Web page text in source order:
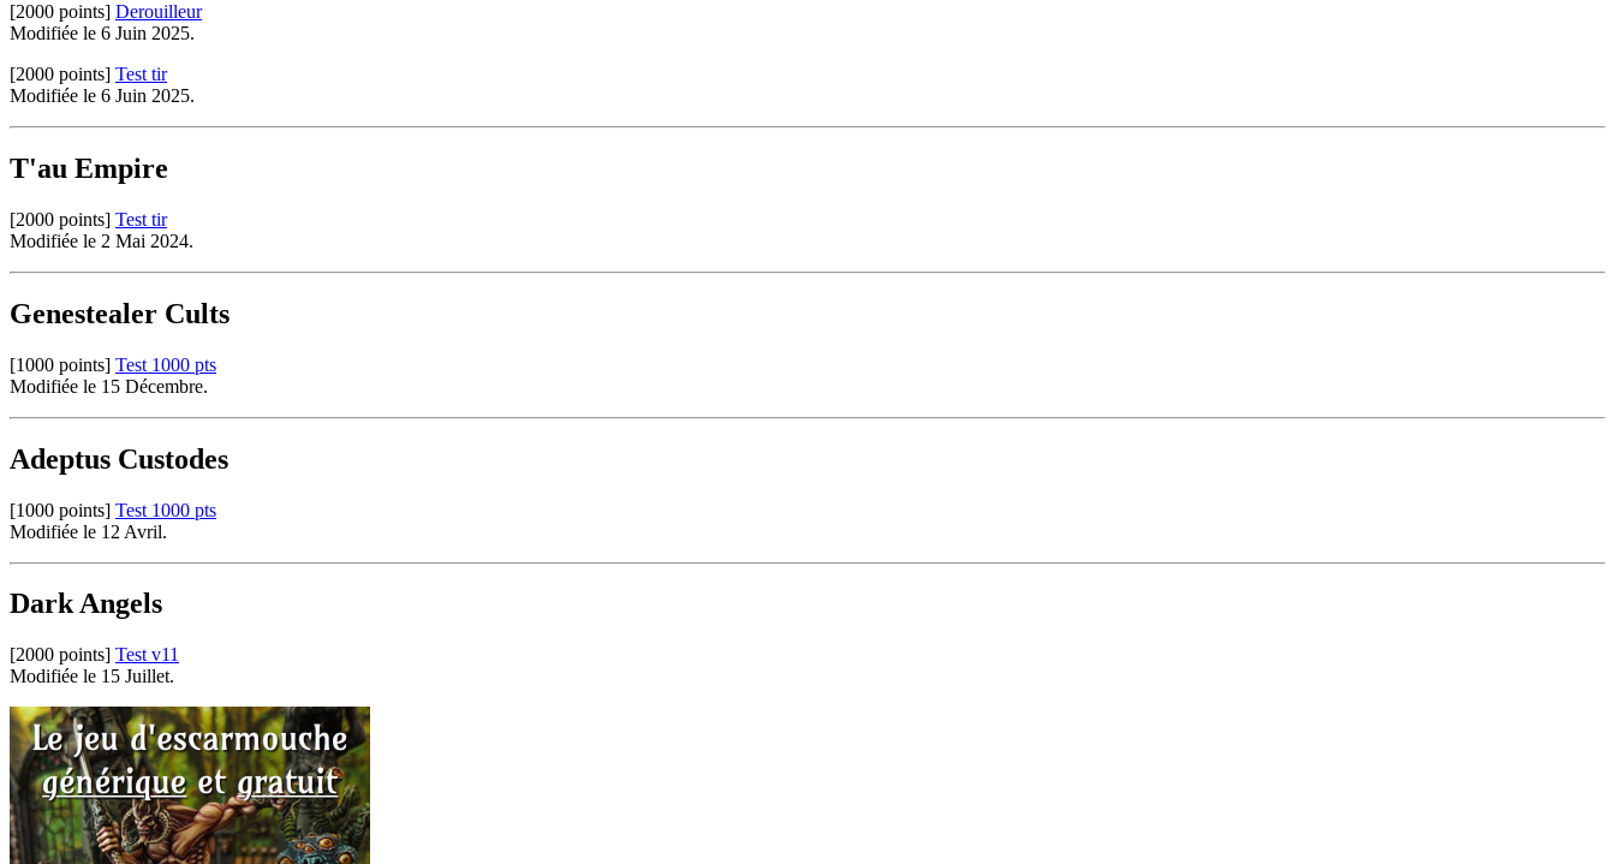
[2000 points] Derouilleur
Modifiée le 6 Juin 2025.
[2000 points] Test tir
Modifiée le 6 Juin 2025.
T'au Empire
[2000 points] Test tir
Modifiée le 2 Mai 2024.
Genestealer Cults
[1000 points] Test 1000 pts
Modifiée le 15 Décembre.
Adeptus Custodes
[1000 points] Test 1000 pts
Modifiée le 12 Avril.
Dark Angels
[2000 points] Test v11
Modifiée le 15 Juillet.